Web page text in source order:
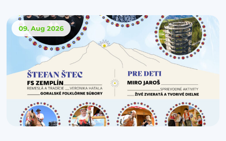
09. Aug 2026